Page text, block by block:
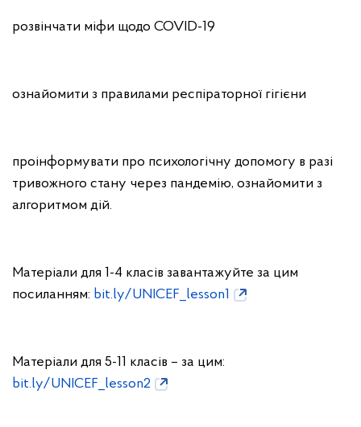
розвінчати міфи щодо COVID-19
ознайомити з правилами респіраторної гігієни
проінформувати про психологічну допомогу в разі
тривожного стану через пандемію, ознайомити з
алгоритмом дій.
Матеріали для 1-4 класів завантажуйте за цим
посиланням: bit.ly/UNICEF_lesson1
Матеріали для 5-11 класів – за цим:
bit.ly/UNICEF_lesson2